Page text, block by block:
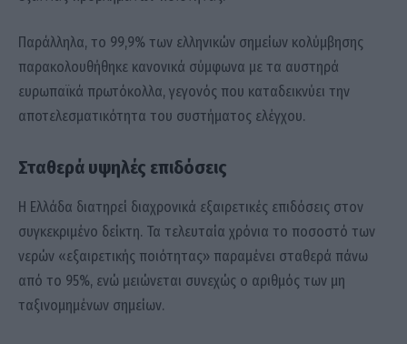
Παράλληλα, το 99,9% των ελληνικών σημείων κολύμβησης
παρακολουθήθηκε κανονικά σύμφωνα με τα αυστηρά
ευρωπαϊκά πρωτόκολλα, γεγονός που καταδεικνύει την
αποτελεσματικότητα του συστήματος ελέγχου.
Σταθερά υψηλές επιδόσεις
Η Ελλάδα διατηρεί διαχρονικά εξαιρετικές επιδόσεις στον
συγκεκριμένο δείκτη. Τα τελευταία χρόνια το ποσοστό των
νερών «εξαιρετικής ποιότητας» παραμένει σταθερά πάνω
από το 95%, ενώ μειώνεται συνεχώς ο αριθμός των μη
ταξινομημένων σημείων.